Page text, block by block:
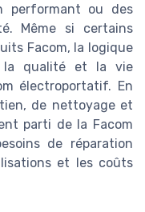
performant ou des
Même si certains
Facom, la logique
la qualité et la vie
électroportatif. En
de nettoyage et
parti de la Facom
de réparation
et les coûts